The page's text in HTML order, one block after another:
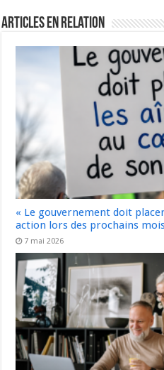
Articles en relation
« Le gouvernement doit
action lors des prochains
7 mai 2026